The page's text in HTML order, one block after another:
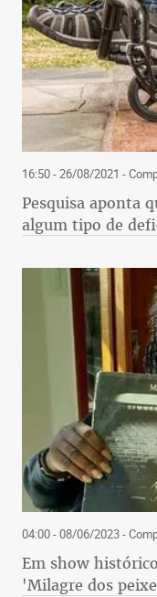
16:50 - 26/08/2021 -
Pesquisa aponta
algum tipo de
04:00 - 08/06/2023-
Em show
'Milagre dos